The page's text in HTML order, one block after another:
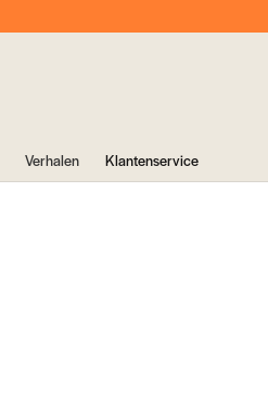
Verhalen Klantenservice